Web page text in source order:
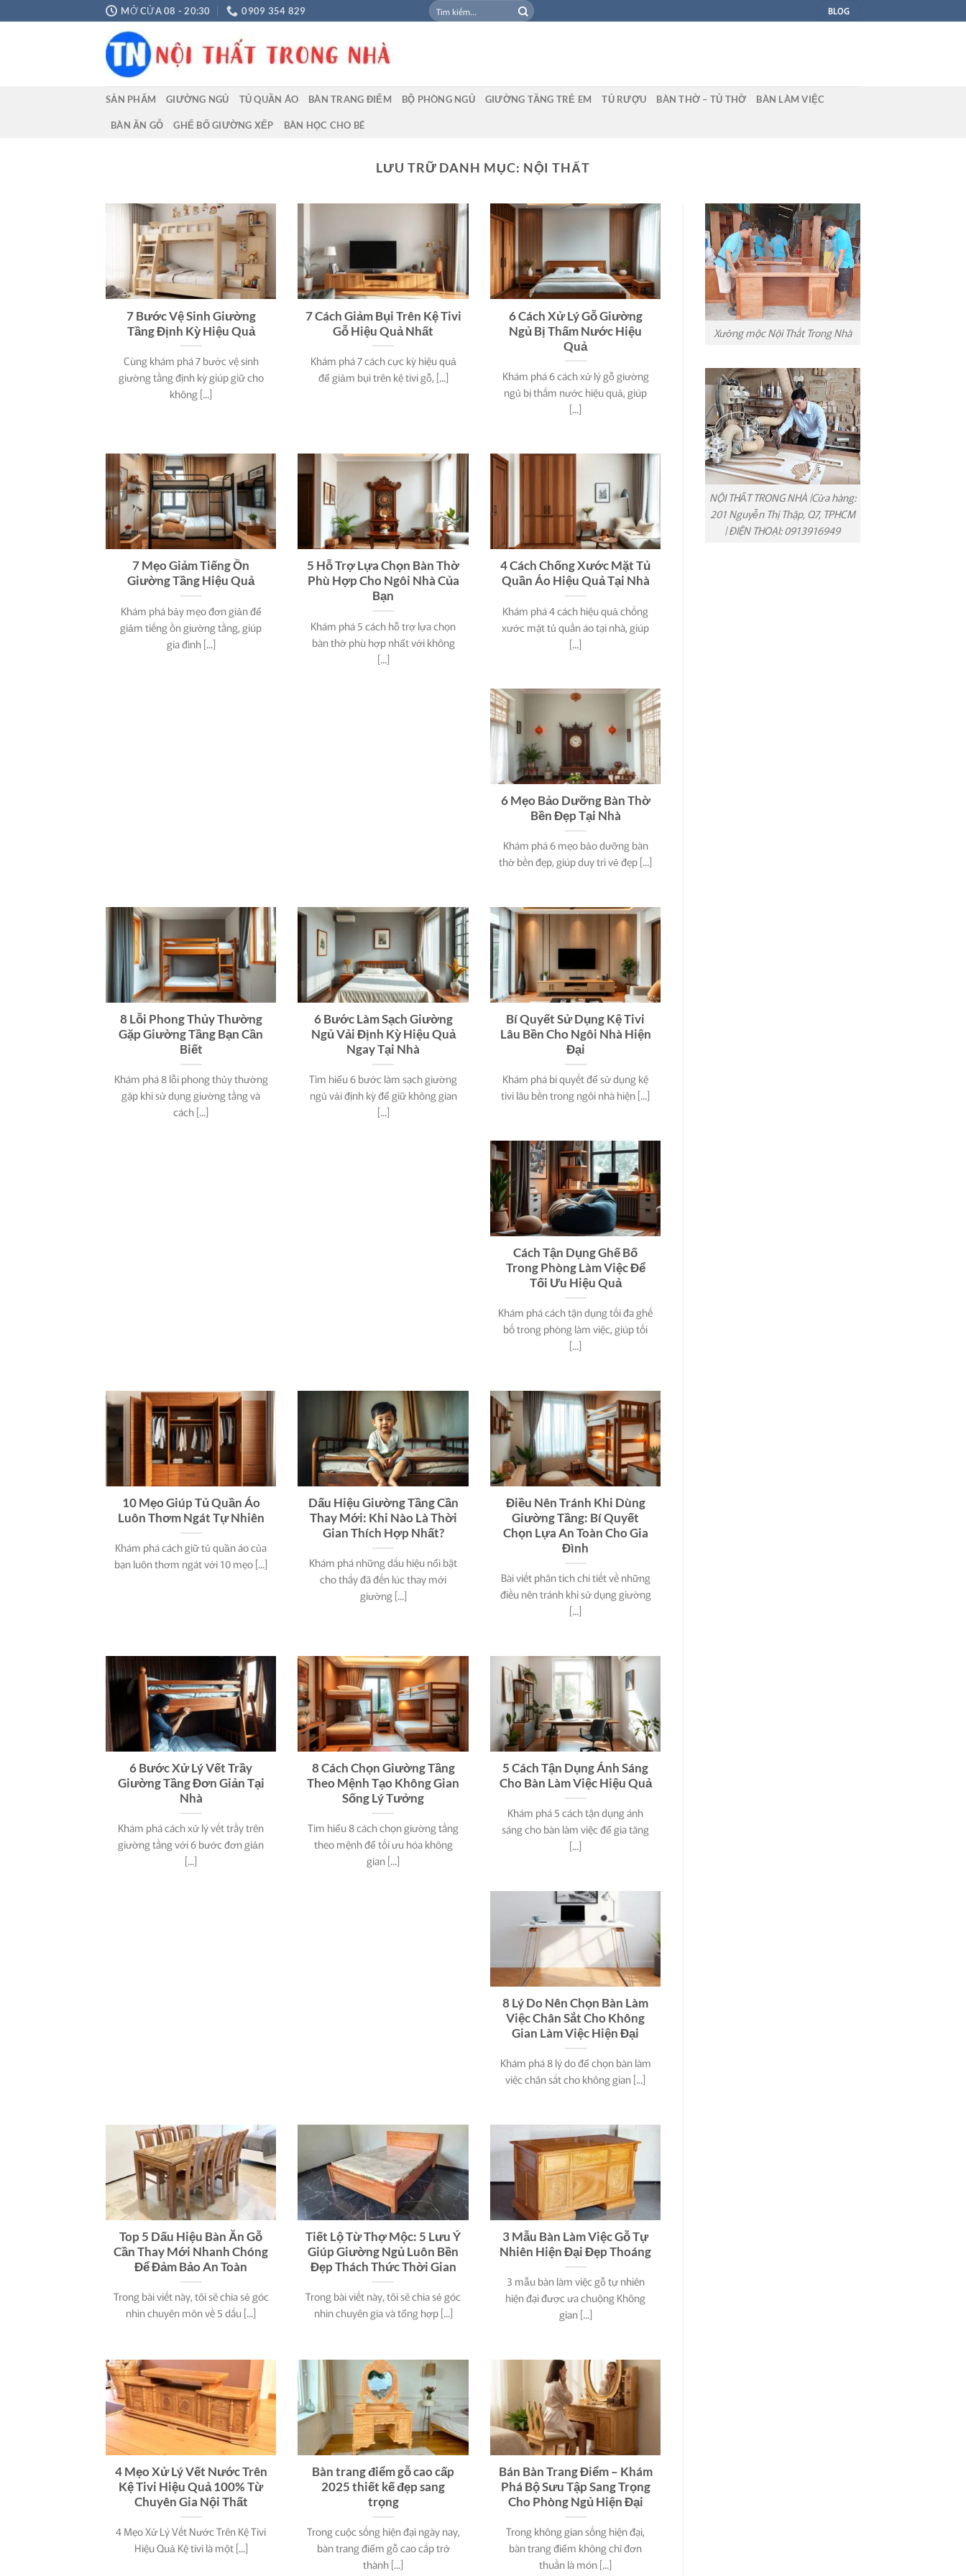
đến
MỞ CỬA 08 - 20:30 0909 354 829
Tìm
kiếm:
BLOG
SẢN PHẨM GIƯỜNG NGỦ TỦ QUẦN ÁO BÀN TRANG ĐIỂM BỘ PHÒNG NGỦ GIƯỜNG TẦNG TRẺ EM TỦ RƯỢU BÀN THỜ – TỦ THỜ BÀN LÀM VIỆC
BÀN ĂN GỖ GHẾ BỐ GIƯỜNG XẾP BÀN HỌC CHO BÉ
LƯU TRỮ DANH MỤC: NỘI THẤT
7 Bước Vệ Sinh Giường
Tầng Định Kỳ Hiệu Quả
Cùng khám phá 7 bước vệ sinh
giường tầng định kỳ giúp giữ cho
không [...]
7 Cách Giảm Bụi Trên Kệ Tivi
Gỗ Hiệu Quả Nhất
Khám phá 7 cách cực kỳ hiệu quả
để giảm bụi trên kệ tivi gỗ, [...]
6 Cách Xử Lý Gỗ Giường
Ngủ Bị Thấm Nước Hiệu
Quả
Khám phá 6 cách xử lý gỗ giường
ngủ bị thấm nước hiệu quả, giúp
[...]
7 Mẹo Giảm Tiếng Ồn
Giường Tầng Hiệu Quả
Khám phá bảy mẹo đơn giản để
giảm tiếng ồn giường tầng, giúp
gia đình [...]
5 Hỗ Trợ Lựa Chọn Bàn Thờ
Phù Hợp Cho Ngôi Nhà Của
Bạn
Khám phá 5 cách hỗ trợ lựa chọn
bàn thờ phù hợp nhất với không
[...]
4 Cách Chống Xước Mặt Tủ
Quần Áo Hiệu Quả Tại Nhà
Khám phá 4 cách hiệu quả chống
xước mặt tủ quần áo tại nhà, giúp
[...]
6 Mẹo Bảo Dưỡng Bàn Thờ
Bền Đẹp Tại Nhà
Khám phá 6 mẹo bảo dưỡng bàn
thờ bền đẹp, giúp duy trì vẻ đẹp [...]
8 Lỗi Phong Thủy Thường
Gặp Giường Tầng Bạn Cần
Biết
Khám phá 8 lỗi phong thủy thường
gặp khi sử dụng giường tầng và
cách [...]
6 Bước Làm Sạch Giường
Ngủ Vải Định Kỳ Hiệu Quả
Ngay Tại Nhà
Tìm hiểu 6 bước làm sạch giường
ngủ vải định kỳ để giữ không gian
[...]
Bí Quyết Sử Dụng Kệ Tivi
Lâu Bền Cho Ngôi Nhà Hiện
Đại
Khám phá bí quyết để sử dụng kệ
tivi lâu bền trong ngôi nhà hiện [...]
Cách Tận Dụng Ghế Bố
Trong Phòng Làm Việc Để
Tối Ưu Hiệu Quả
Khám phá cách tận dụng tối đa ghế
bố trong phòng làm việc, giúp tối
[...]
10 Mẹo Giúp Tủ Quần Áo
Luôn Thơm Ngát Tự Nhiên
Khám phá cách giữ tủ quần áo của
bạn luôn thơm ngát với 10 mẹo [...]
Dấu Hiệu Giường Tầng Cần
Thay Mới: Khi Nào Là Thời
Gian Thích Hợp Nhất?
Khám phá những dấu hiệu nổi bật
cho thấy đã đến lúc thay mới
giường [...]
Điều Nên Tránh Khi Dùng
Giường Tầng: Bí Quyết
Chọn Lựa An Toàn Cho Gia
Đình
Bài viết phân tích chi tiết về những
điều nên tránh khi sử dụng giường
[...]
6 Bước Xử Lý Vết Trầy
Giường Tầng Đơn Giản Tại
Nhà
Khám phá cách xử lý vết trầy trên
giường tầng với 6 bước đơn giản
[...]
8 Cách Chọn Giường Tầng
Theo Mệnh Tạo Không Gian
Sống Lý Tưởng
Tìm hiểu 8 cách chọn giường tầng
theo mệnh để tối ưu hóa không
gian [...]
5 Cách Tận Dụng Ánh Sáng
Cho Bàn Làm Việc Hiệu Quả
Khám phá 5 cách tận dụng ánh
sáng cho bàn làm việc để gia tăng
[...]
8 Lý Do Nên Chọn Bàn Làm
Việc Chân Sắt Cho Không
Gian Làm Việc Hiện Đại
Khám phá 8 lý do để chọn bàn làm
việc chân sắt cho không gian [...]
Top 5 Dấu Hiệu Bàn Ăn Gỗ
Cần Thay Mới Nhanh Chóng
Để Đảm Bảo An Toàn
Trong bài viết này, tôi sẽ chia sẻ góc
nhìn chuyên môn về 5 dấu [...]
Tiết Lộ Từ Thợ Mộc: 5 Lưu Ý
Giúp Giường Ngủ Luôn Bền
Đẹp Thách Thức Thời Gian
Trong bài viết này, tôi sẽ chia sẻ góc
nhìn chuyên gia và tổng hợp [...]
3 Mẫu Bàn Làm Việc Gỗ Tự
Nhiên Hiện Đại Đẹp Thoáng
3 mẫu bàn làm việc gỗ tự nhiên
hiện đại được ưa chuộng Không
gian [...]
4 Mẹo Xử Lý Vết Nước Trên
Kệ Tivi Hiệu Quả 100% Từ
Chuyên Gia Nội Thất
4 Mẹo Xử Lý Vết Nước Trên Kệ Tivi
Hiệu Quả Kệ tivi là một [...]
Bàn trang điểm gỗ cao cấp
2025 thiết kế đẹp sang
trọng
Trong cuộc sống hiện đại ngày nay,
bàn trang điểm gỗ cao cấp trở
thành [...]
Bán Bàn Trang Điểm – Khám
Phá Bộ Sưu Tập Sang Trọng
Cho Phòng Ngủ Hiện Đại
Trong không gian sống hiện đại,
bàn trang điểm không chỉ đơn
thuần là món [...]
Xưởng mộc Nội Thất Trong Nhà
NỘI THẤT TRONG NHÀ |Cửa hàng:
201 Nguyễn Thị Thập, Q7, TPHCM
| ĐIỆN THOẠI: 0913916949